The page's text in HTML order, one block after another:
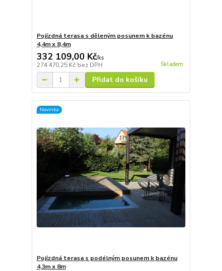
Pojízdná terasa s děleným posunem k bazénu
4,4m x 8,4m
332 109,00 Kč/ks
274 470,25 Kč bez DPH Skladem
Přidat do košíku
Novinka
Pojízdná terasa s podélným posunem k bazénu
4,3m x 8m